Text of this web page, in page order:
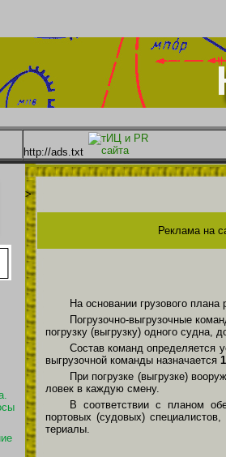
http://ads.txt
>
Реклама на
На основании грузового
Погрузочно-выгрузочные
погрузку (выгрузку) одного судна,
Состав команд определяется
выгрузочной команды назначается
При погрузке (выгрузке)
ловек в каждую смену.
В соответствии с планом
портовых (судовых)
териалы.